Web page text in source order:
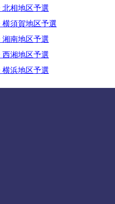
相地区予選
須賀地区予選
南地区予選
湘地区予選
浜地区予選